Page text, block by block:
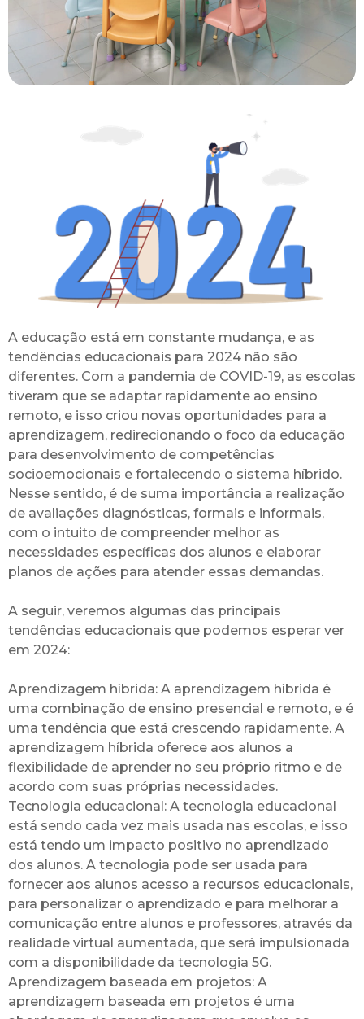
A educação está em constante mudança, e as
tendências educacionais para 2024 não são
diferentes. Com a pandemia de COVID-19, as escolas
tiveram que se adaptar rapidamente ao ensino
remoto, e isso criou novas oportunidades para a
aprendizagem, redirecionando o foco da educação
para desenvolvimento de competências
socioemocionais e fortalecendo o sistema híbrido.
Nesse sentido, é de suma importância a realização
de avaliações diagnósticas, formais e informais,
com o intuito de compreender melhor as
necessidades específicas dos alunos e elaborar
planos de ações para atender essas demandas.
A seguir, veremos algumas das principais
tendências educacionais que podemos esperar ver
em 2024:
Aprendizagem híbrida: A aprendizagem híbrida é
uma combinação de ensino presencial e remoto, e é
uma tendência que está crescendo rapidamente. A
aprendizagem híbrida oferece aos alunos a
flexibilidade de aprender no seu próprio ritmo e de
acordo com suas próprias necessidades.
Tecnologia educacional: A tecnologia educacional
está sendo cada vez mais usada nas escolas, e isso
está tendo um impacto positivo no aprendizado
dos alunos. A tecnologia pode ser usada para
fornecer aos alunos acesso a recursos educacionais,
para personalizar o aprendizado e para melhorar a
comunicação entre alunos e professores, através da
realidade virtual aumentada, que será impulsionada
com a disponibilidade da tecnologia 5G.
Aprendizagem baseada em projetos: A
aprendizagem baseada em projetos é uma